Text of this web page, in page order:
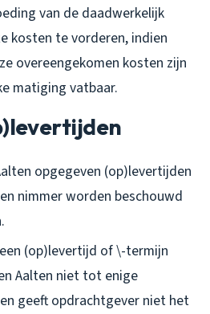
van de daadwerkelijk
kosten te vorderen, indien
overeengekomen kosten zijn
matiging vatbaar.
opgegeven (op)levertijden
nimmer worden beschouwd
(op)levertijd of \-termijn
Aalten niet tot enige
geeft opdrachtgever niet het